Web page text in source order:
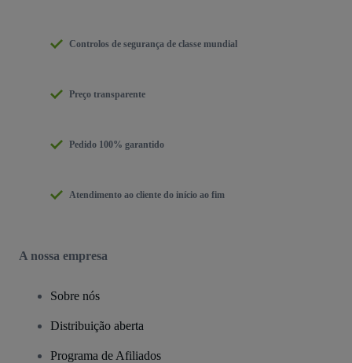
Controlos de segurança de classe mundial
Preço transparente
Pedido 100% garantido
Atendimento ao cliente do início ao fim
A nossa empresa
Sobre nós
Distribuição aberta
Programa de Afiliados